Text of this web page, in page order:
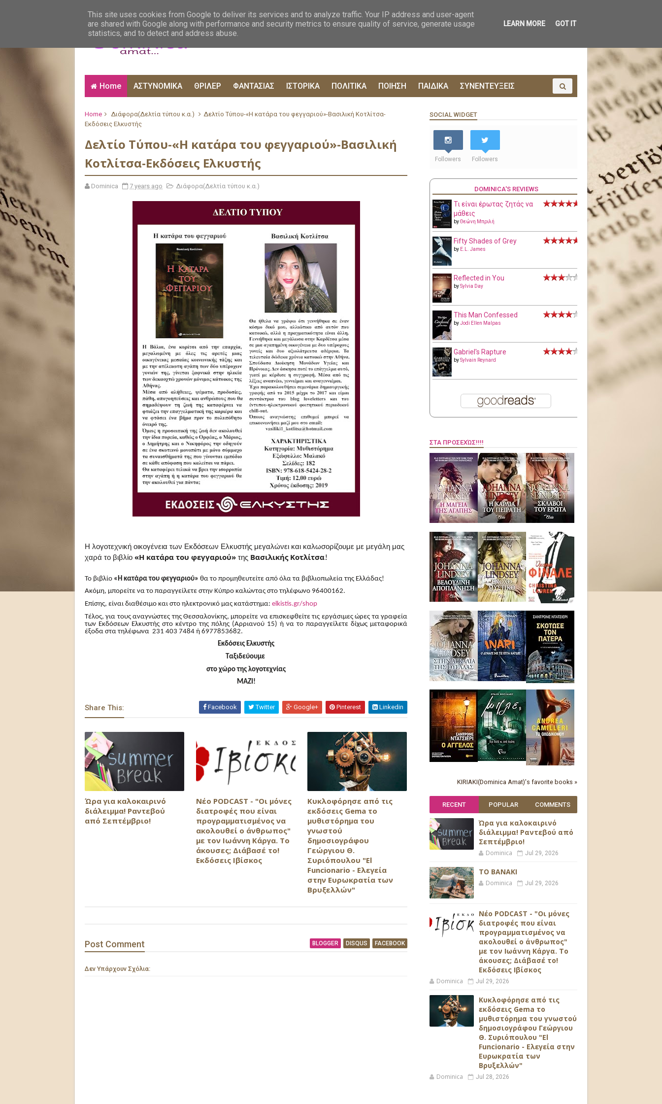
Home ΑΣΤΥΝΟΜΙΚΑ ΘΡΙΛΕΡ ΦΑΝΤΑΣΙΑΣ ΙΣΤΟΡΙΚΑ ΠΟΛΙΤΙΚΑ ΠΟΙΗΣΗ ΠΑΙΔΙΚΑ ΣΥΝΕΝΤΕΥΞΕΙΣ
Home Διάφορα(Δελτία τύπου κ.α.)
Δελτίο Τύπου-«Η κατάρα του φεγγαριού»-Βασιλική Κοτλίτσα-
Εκδόσεις Ελκυστής
Δελτίο Τύπου-«Η κατάρα του φεγγαριού»-Βασιλική
Κοτλίτσα-Εκδόσεις Ελκυστής
Dominica 7 years ago Διάφορα(Δελτία τύπου κ.α.)
Η λογοτεχνική οικογένεια των Εκδόσεων Ελκυστής μεγαλώνει και καλωσορίζουμε με μεγάλη μας
χαρά το βιβλίο «Η κατάρα του φεγγαριού» της Βασιλικής Κοτλίτσα!
Το βιβλίο «Η κατάρα του φεγγαριού» θα το προμηθευτείτε από όλα τα βιβλιοπωλεία της Ελλάδας!
Ακόμη, μπορείτε να το παραγγείλετε στην Κύπρο καλώντας στο τηλέφωνο 96400162.
Επίσης, είναι διαθέσιμο και στο ηλεκτρονικό μας κατάστημα: elkistis.gr/shop
Τέλος, για τους αναγνώστες της Θεσσαλονίκης, μπορείτε να επισκεφθείτε τις εργάσιμες ώρες τα γραφεία
των Εκδόσεων Ελκυστής στο κέντρο της πόλης (Αρριανού 15) ή να το παραγγείλετε δίχως μεταφορικά
έξοδα στα τηλέφωνα 231 403 7484 ή 6977853682.
Εκδόσεις Ελκυστής
Ταξιδεύουμε
στο χώρο της λογοτεχνίας
ΜΑΖΙ!
Share This: Facebook Twitter Google+ Pinterest Linkedin
Ώρα για καλοκαιρινό
διάλειμμα! Ραντεβού
από Σεπτέμβριο!
Νέο PODCAST - "Οι μόνες
διατροφές που είναι
προγραμματισμένος να
ακολουθεί ο άνθρωπος"
με τον Ιωάννη Κάργα. Το
άκουσες; Διάβασέ το!
Εκδόσεις Ιβίσκος
Κυκλοφόρησε από τις
εκδόσεις Gema το
μυθιστόρημα του
γνωστού
δημοσιογράφου
Γεώργιου Θ.
Συριόπουλου "El
Funcionario - Ελεγεία
στην Ευρωκρατία των
Βρυξελλών"
Post Comment BLOGGER DISQUS FACEBOOK
Δεν Υπάρχουν Σχόλια:
SOCIAL WIDGET
Followers Followers
DOMINICA'S REVIEWS
Τι είναι έρωτας ζητάς να
μάθεις
byΘεώνη Μπριλή
Fifty Shades of Grey
by E.L. James
Reflected in You
bySylvia Day
This Man Confessed
byJodi Ellen Malpas
Gabriel's Rapture
bySylvain Reynard
ΣΤΑ ΠΡΟΣΕΧΏΣ!!!!
KIRIAKI(Dominica Amat)'s favorite books »
RECENT POPULAR COMMENTS
Ώρα για καλοκαιρινό
διάλειμμα! Ραντεβού από
Σεπτέμβριο!
Dominica Jul 29, 2026
ΤΟ ΒΑΝΑΚΙ
Dominica Jul 29, 2026
Νέο PODCAST - "Οι μόνες
διατροφές που είναι
προγραμματισμένος να
ακολουθεί ο άνθρωπος"
με τον Ιωάννη Κάργα. Το
άκουσες; Διάβασέ το!
Εκδόσεις Ιβίσκος
Dominica Jul 29, 2026
Κυκλοφόρησε από τις
εκδόσεις Gema το
μυθιστόρημα του γνωστού
δημοσιογράφου Γεώργιου
Θ. Συριόπουλου "El
Funcionario - Ελεγεία στην
Ευρωκρατία των
Βρυξελλών"
Dominica Jul 28, 2026
This site uses cookies from Google to deliver its services and to analyze traffic. Your IP address and user-agent
are shared with Google along with performance and security metrics to ensure quality of service, generate usage
statistics, and to detect and address abuse.
LEARN MORE GOT IT